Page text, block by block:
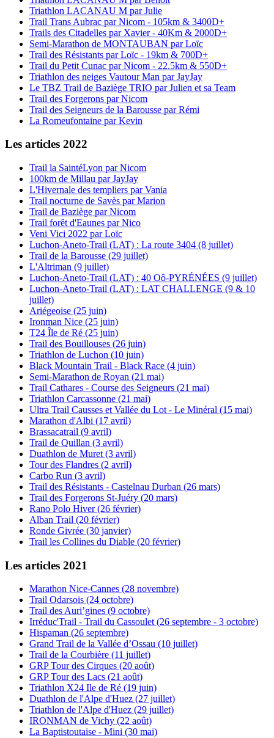
Triathlon LACANAU M par Julie
Trail Trans Aubrac par Nicom - 105km & 3400D+
Trails des Citadelles par Xavier - 40Km & 2000D+
Semi-Marathon de MONTAUBAN par Loïc
Trail des Résistants par Loïc - 19km & 700D+
Trail du Petit Cunac par Nicom - 22.5km & 550D+
Triathlon des neiges Vautour Man par JayJay
Le TBZ Trail de Baziège TRIO par Julien et sa Team
Trail des Forgerons par Nicom
Trail des Seigneurs de la Barousse par Rémi
La Romeufontaine par Kevin
Les articles 2022
Trail la SaintéLyon par Nicom
100km de Millau par JayJay
L'Hivernale des templiers par Vania
Trail nocturne de Savès par Marion
Trail de Baziège par Nicom
Trail forêt d'Eaunes par Nico
Veni Vici 2022 par Loïc
Luchon-Aneto-Trail (LAT) : La route 3404 (8 juillet)
Trail de la Barousse (29 juillet)
L'Altriman (9 juillet)
Luchon-Aneto-Trail (LAT) : 40 Oô-PYRÉNÉES (9 juillet)
Luchon-Aneto-Trail (LAT) : LAT CHALLENGE (9 & 10
juillet)
Ariégeoise (25 juin)
Ironman Nice (25 juin)
T24 Île de Ré (25 juin)
Trail des Bouillouses (26 juin)
Triathlon de Luchon (10 juin)
Black Mountain Trail - Black Race (4 juin)
Semi-Marathon de Royan (21 mai)
Trail Cathares - Course des Seigneurs (21 mai)
Triathlon Carcassonne (21 mai)
Ultra Trail Causses et Vallée du Lot - Le Minéral (15 mai)
Marathon d'Albi (17 avril)
Brassacatrail (9 avril)
Trail de Quillan (3 avril)
Duathlon de Muret (3 avril)
Tour des Flandres (2 avril)
Carbo Run (3 avril)
Trail des Résistants - Castelnau Durban (26 mars)
Trail des Forgerons St-Juéry (20 mars)
Rano Polo Hiver (26 février)
Alban Trail (20 février)
Ronde Givrée (30 janvier)
Trail les Collines du Diable (20 février)
Les articles 2021
Marathon Nice-Cannes (28 novembre)
Trail Odarsois (24 octobre)
Trail des Auri’gines (9 octobre)
Irréduc'Trail - Trail du Cassoulet (26 septembre - 3 octobre)
Hispaman (26 septembre)
Grand Trail de la Vallée d’Ossau (10 juillet)
Trail de la Courbière (11 juillet)
GRP Tour des Cirques (20 août)
GRP Tour des Lacs (21 août)
Triathlon X24 Ile de Ré (19 juin)
Duathlon de l'Alpe d'Huez (27 juillet)
Triathlon de l'Alpe d'Huez (29 juillet)
IRONMAN de Vichy (22 août)
La Baptistoutaise - Mini (30 mai)